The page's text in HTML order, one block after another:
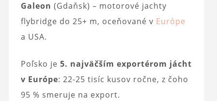
Galeon (Gdaňsk) – motorové jachty
flybridge do 25+ m, oceňované v Európe
a USA.
Poľsko je 5. najväčším exportérom jácht
v Európe: 22-25 tisíc kusov ročne, z čoho
95 % smeruje na export.